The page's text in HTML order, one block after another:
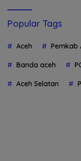
Popular Tags
Aceh Pemkab
Banda aceh
Aceh Selatan